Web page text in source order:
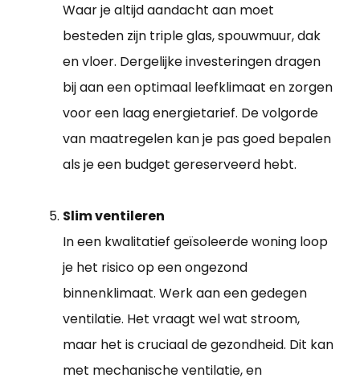
Waar je altijd aandacht aan moet
besteden zijn triple glas, spouwmuur, dak
en vloer. Dergelijke investeringen dragen
bij aan een optimaal leefklimaat en zorgen
voor een laag energietarief. De volgorde
van maatregelen kan je pas goed bepalen
als je een budget gereserveerd hebt.
Slim ventileren
In een kwalitatief geïsoleerde woning loop
je het risico op een ongezond
binnenklimaat. Werk aan een gedegen
ventilatie. Het vraagt wel wat stroom,
maar het is cruciaal de gezondheid. Dit kan
met mechanische ventilatie, en